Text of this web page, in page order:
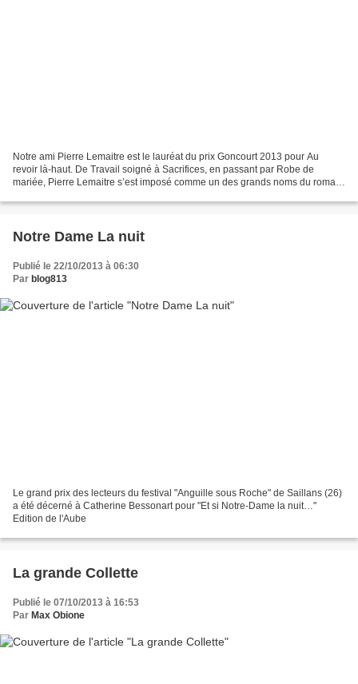
Notre ami Pierre Lemaitre est le lauréat du prix Goncourt 2013 pour Au
revoir là-haut. De Travail soigné à Sacrifices, en passant par Robe de
mariée, Pierre Lemaitre s’est imposé comme un des grands noms du roman
Notre Dame La nuit
Publié le 22/10/2013 à 06:30
Par blog813
Le grand prix des lecteurs du festival "Anguille sous Roche" de Saillans (26)
a été décerné à Catherine Bessonart pour "Et si Notre-Dame la nuit…"
Edition de l'Aube
La grande Collette
Publié le 07/10/2013 à 16:53
Par Max Obione